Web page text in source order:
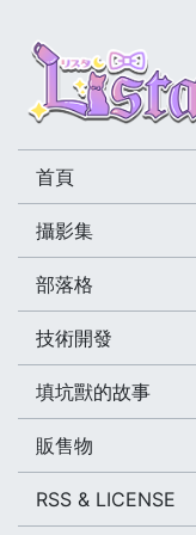
首頁
攝影集
部落格
技術開發
填坑獸的故事
販售物
RSS & LICENSE